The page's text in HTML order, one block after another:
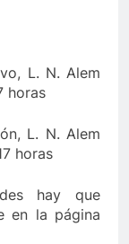
L. N. Alem
horas
L. N. Alem
horas
hay que
en la página